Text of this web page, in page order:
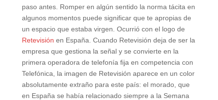
paso antes. Romper en algún sentido la norma tácita en
algunos momentos puede significar que te apropias de
un espacio que estaba virgen. Ocurrió con el logo de
Retevisión en España. Cuando Retevisión deja de ser la
empresa que gestiona la señal y se convierte en la
primera operadora de telefonía fija en competencia con
Telefónica, la imagen de Retevisión aparece en un color
absolutamente extraño para este país: el morado, que
en España se había relacionado siempre a la Semana